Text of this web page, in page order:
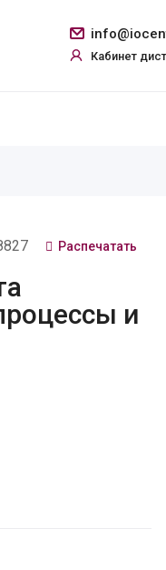
Кабинет
Распечатать
и